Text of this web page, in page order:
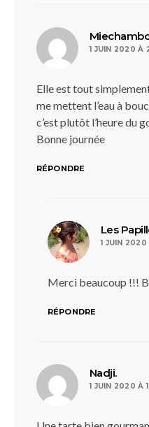
1 JUIN 2020 À
Elle est tout
me mettent l’eau à
c’est plutôt l’heure du
Bonne journée
RÉPONDRE
Les
1 JUIN
Merci beaucoup !!!
RÉPONDRE
Nadji.dit :
1 JUIN 2020 À